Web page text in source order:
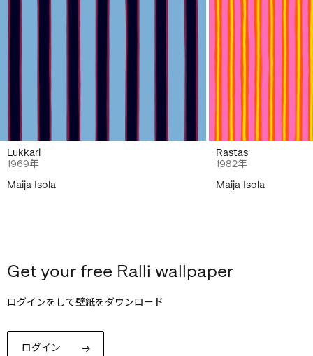
Lukkari
1969年
Maija Isola
Rastas
1982年
Maija Isola
Get your free Ralli wallpaper
ログインをして壁紙をダウンロード
ログイン